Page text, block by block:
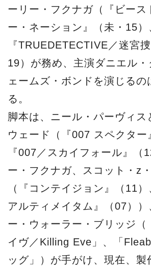
ーリー・フクナガ（『ビース
ー・ネーション』（未・15）
『TRUEDETECTIVE／迷宮
19）が務め、主演ダニエル
ェームズ・ボンドを演じるの
る。
脚本は、ニール・パーヴィス
ウェード（『007 スペクター
『007／スカイフォール』（
ー・フクナガ、スコット・z
（『コンテイジョン』（11）
アルティメイタム』（07）
ー・ウォーラー・ブリッジ（
イヴ／Killing Eve」、「
ッグ」）が手がけ、現在、製